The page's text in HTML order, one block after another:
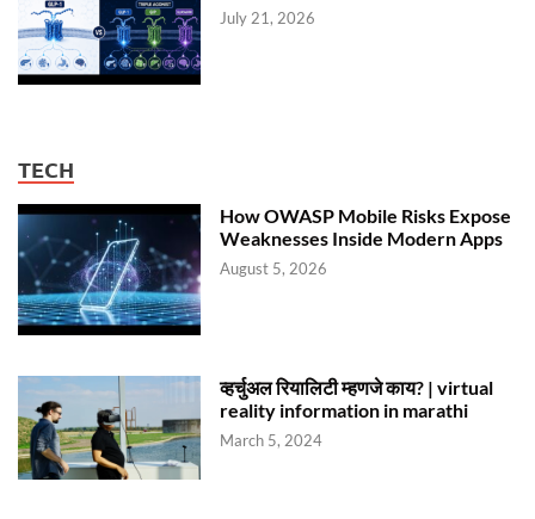
July 21, 2026
TECH
How OWASP Mobile Risks Expose
Weaknesses Inside Modern Apps
August 5, 2026
व्हर्चुअल रियालिटी म्हणजे काय? | virtual
reality information in marathi
March 5, 2024